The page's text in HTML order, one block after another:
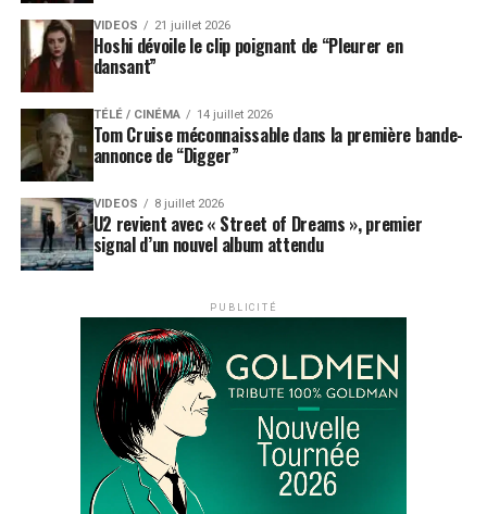
VIDEOS 21 juillet 2026
Hoshi dévoile le clip poignant de “Pleurer en
dansant”
TÉLÉ / CINÉMA 14 juillet 2026
Tom Cruise méconnaissable dans la première bande-
annonce de “Digger”
VIDEOS 8 juillet 2026
U2 revient avec « Street of Dreams », premier
signal d’un nouvel album attendu
PUBLICITÉ